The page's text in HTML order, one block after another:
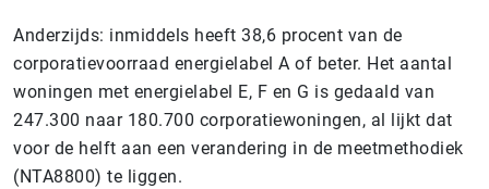
Anderzijds: inmiddels heeft 38,6 procent van de
corporatievoorraad energielabel A of beter. Het aantal
woningen met energielabel E, F en G is gedaald van
247.300 naar 180.700 corporatiewoningen, al lijkt dat
voor de helft aan een verandering in de meetmethodiek
(NTA8800) te liggen.